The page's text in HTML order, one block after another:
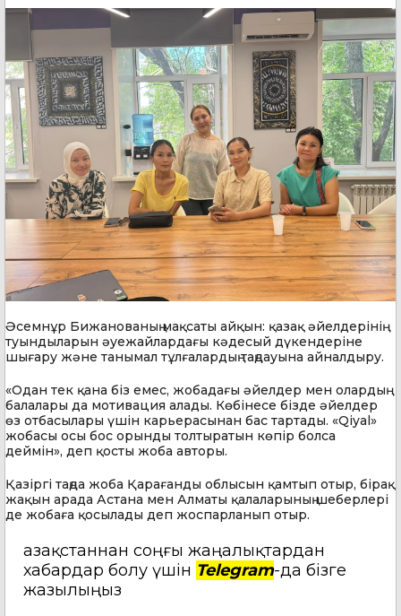
Әсемнұр Бижанованың мақсаты айқын: қазақ әйелдерінің
туындыларын әуежайлардағы кәдесый дүкендеріне
шығару және танымал тұлғалардың таңдауына айналдыру.
«Одан тек қана біз емес, жобадағы әйелдер мен олардың
балалары да мотивация алады. Көбінесе бізде әйелдер
өз отбасылары үшін карьерасынан бас тартады. «Qiyal»
жобасы осы бос орынды толтыратын көпір болса
деймін», деп қосты жоба авторы.
Қазіргі таңда жоба Қарағанды облысын қамтып отыр, бірақ
жақын арада Астана мен Алматы қалаларының шеберлері
де жобаға қосылады деп жоспарланып отыр.
Қазақстаннан соңғы жаңалықтардан
хабардар болу үшін Telegram-да бізге
жазылыңыз